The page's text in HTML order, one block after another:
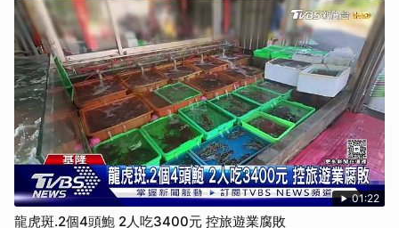
01:22
龍虎斑.2個4頭鮑 2人吃3400元 控旅遊業腐敗